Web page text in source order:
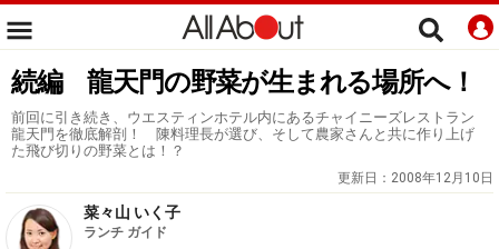
続編 龍天門の野菜が生まれる場所へ！
前回に引き続き、ウエスティンホテル内にあるチャイニーズレストラン
龍天門を徹底解剖！ 陳料理長が選び、そして農家さんと共に作り上げ
た飛び切りの野菜とは！？
更新日： 2008年12月10日
菜々山 いく子
ランチ ガイド